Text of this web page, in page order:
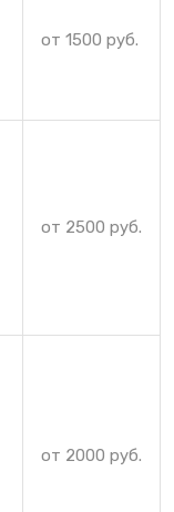
от 1500 руб.
от 2500 руб.
от 2000 руб.